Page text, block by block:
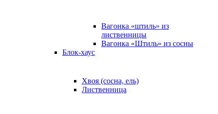
Вагонка «штиль» из
лиственницы
Вагонка «Штиль» из сосны
Блок-хаус
Хвоя (сосна, ель)
Лиственница